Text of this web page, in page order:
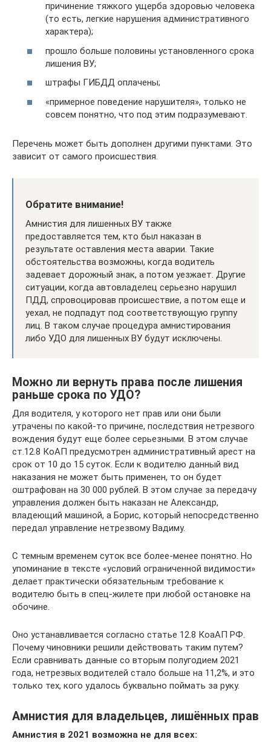
причинение тяжкого ущерба здоровью человека
(то есть, легкие нарушения административного
характера);
прошло больше половины установленного срока
лишения ВУ;
штрафы ГИБДД оплачены;
«примерное поведение нарушителя», только не
совсем понятно, что под этим подразумевают.
Перечень может быть дополнен другими пунктами. Это
зависит от самого происшествия.
Обратите внимание!
Амнистия для лишенных ВУ также
предоставляется тем, кто был наказан в
результате оставления места аварии. Такие
обстоятельства возможны, когда водитель
задевает дорожный знак, а потом уезжает. Другие
ситуации, когда автовладелец серьезно нарушил
ПДД, спровоцировав происшествие, а потом еще и
уехал, не подпадут под соответствующую группу
лиц. В таком случае процедура амнистирования
либо УДО для лишенных ВУ будут исключены.
Можно ли вернуть права после лишения
раньше срока по УДО?
Для водителя, у которого нет прав или они были
утрачены по какой-то причине, последствия нетрезвого
вождения будут еще более серьезными. В этом случае
ст.12.8 КоАП предусмотрен административный арест на
срок от 10 до 15 суток. Если к водителю данный вид
наказания не может быть применен, то он будет
оштрафован на 30 000 рублей. В этом случае за передачу
управления должен быть наказан не Александр,
владеющий машиной, а Борис, который непосредственно
передал управление нетрезвому Вадиму.
С темным временем суток все более-менее понятно. Но
упоминание в тексте «условий ограниченной видимости»
делает практически обязательным требование к
водителю быть в спец-жилете при любой остановке на
обочине.
Оно устанавливается согласно статье 12.8 КоаАП РФ.
Почему чиновники решили действовать таким путем?
Если сравнивать данные со вторым полугодием 2021
года, нетрезвых водителей стало больше на 11,2%, и это
только тех, кого удалось буквально поймать за руку.
Амнистия для владельцев, лишённых прав
Амнистия в 2021 возможна не для всех: